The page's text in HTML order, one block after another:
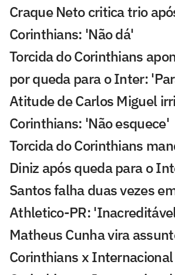
Craque Neto critica trio
Corinthians: 'Não dá'
Torcida do Corinthians
por queda para o Inter:
Atitude de Carlos Miguel
Corinthians: 'Não esquece'
Torcida do Corinthians
Diniz após queda para o
Santos falha duas vezes
Athletico-PR:
Matheus Cunha vira
Corinthians x Internacional